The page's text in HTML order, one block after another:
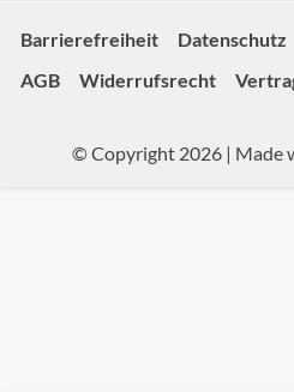
Barrierefreiheit Datenschutz
AGB
Widerrufsrecht
© Copyright 2026 | Made